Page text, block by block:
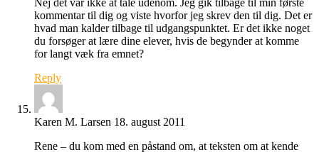
kommentar til dig og viste hvorfor jeg skrev den til dig. Det er
hvad man kalder tilbage til udgangspunktet. Er det ikke noget
du forsøger at lære dine elever, hvis de begynder at komme
for langt væk fra emnet?
Reply
Karen M. Larsen 18. august 2011
Rene – du kom med en påstand om, at teksten om at kende